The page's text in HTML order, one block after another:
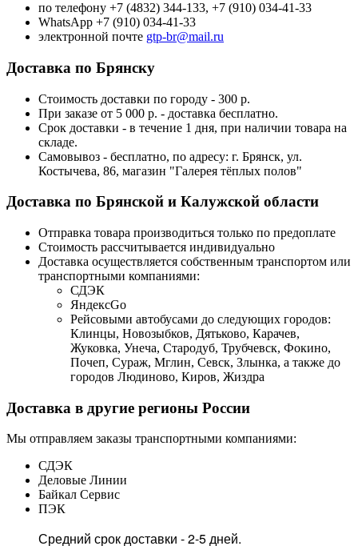
по телефону +7 (4832) 344-133, +7 (910) 034-41-33
WhatsApp +7 (910) 034-41-33
электронной почте gtp-br@mail.ru
Доставка по Брянску
Стоимость доставки по городу - 300 р.
При заказе от 5 000 р. - доставка бесплатно.
Срок доставки - в течение 1 дня, при наличии товара на
складе.
Самовывоз - бесплатно, по адресу: г. Брянск, ул.
Костычева, 86, магазин "Галерея тёплых полов"
Доставка по Брянской и Калужской области
Отправка товара производиться только по предоплате
Стоимость рассчитывается индивидуально
Доставка осуществляется собственным транспортом или
транспортными компаниями:
СДЭК
ЯндексGo
Рейсовыми автобусами до следующих городов:
Клинцы, Новозыбков, Дятьково, Карачев,
Жуковка, Унеча, Стародуб, Трубчевск, Фокино,
Почеп, Сураж, Мглин, Севск, Злынка, а также до
городов Людиново, Киров, Жиздра
Доставка в другие регионы России
Мы отправляем заказы транспортными компаниями:
СДЭК
Деловые Линии
Байкал Сервис
ПЭК
Средний срок доставки - 2-5 дней.